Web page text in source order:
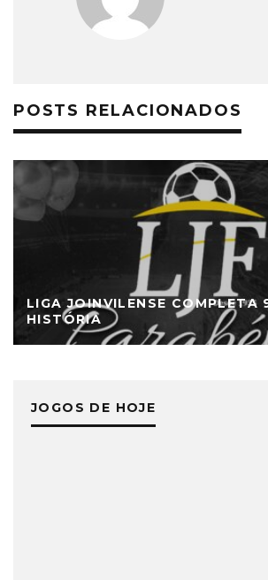
POSTS RELACIONADOS
LIGA JOINVILENSE COMPLETA
HISTÓRIA
JOGOS DE HOJE